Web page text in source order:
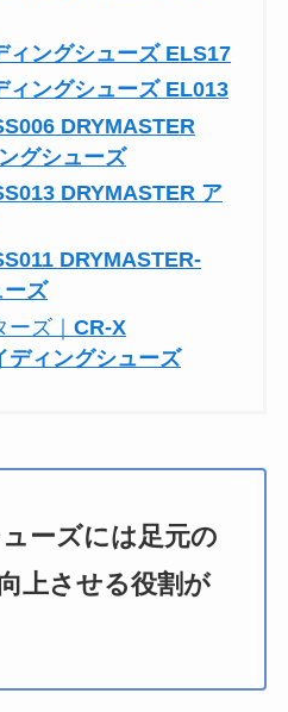
ィングシューズ ELS17
ィングシューズ EL013
DRYMASTER
グシューズ
DRYMASTER ア
DRYMASTER-
ーズ
ーズ｜CR-X
ディングシューズ
ーズには足元の
上させる役割が